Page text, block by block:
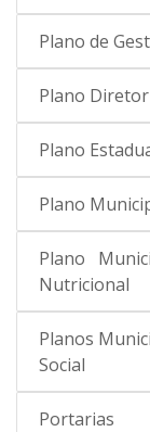
Plano de
Plano Diretor
Plano
Plano
Plano
Nutricional
Planos
Social
Portarias